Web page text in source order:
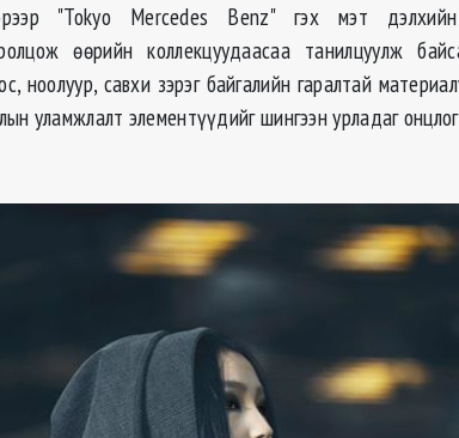
"Tokyo Mercedes Benz" гэх мэт
өөрийн коллекцуудаасаа танилцуулж
ноолуур, савхи зэрэг байгалийн гаралтай
уламжлалт элементүүдийг шингээн урладаг